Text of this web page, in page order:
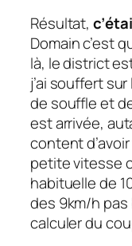
Résultat,
Domain c’est
là, le district
j’ai souffert
de souffle et
est arrivée,
content
petite vitesse
habituelle de
des 9km/h
calculer du